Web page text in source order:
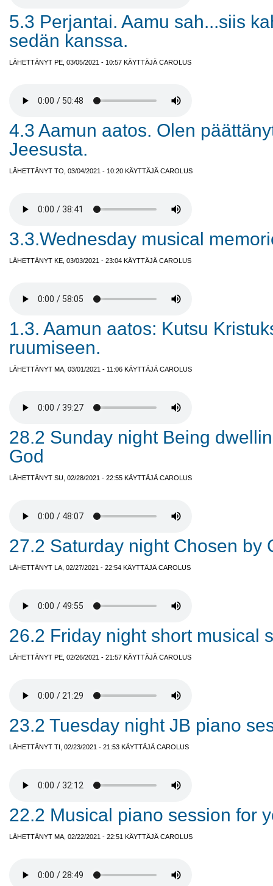
5.3 Perjantai. Aamu sah...siis
sedän kanssa.
LÄHETTÄNYT PE, 03/05/2021 - 10:57 KÄYTTÄJÄ CAROLUS
4.3 Aamun aatos. Olen
Jeesusta.
LÄHETTÄNYT TO, 03/04/2021 - 10:20 KÄYTTÄJÄ CAROLUS
3.3.Wednesday musical
LÄHETTÄNYT KE, 03/03/2021 - 23:04 KÄYTTÄJÄ CAROLUS
1.3. Aamun aatos: Kutsu
ruumiseen.
LÄHETTÄNYT MA, 03/01/2021 - 11:06 KÄYTTÄJÄ CAROLUS
28.2 Sunday night Being
God
LÄHETTÄNYT SU, 02/28/2021 - 22:55 KÄYTTÄJÄ CAROLUS
27.2 Saturday night Chosen by
LÄHETTÄNYT LA, 02/27/2021 - 22:54 KÄYTTÄJÄ CAROLUS
26.2 Friday night short musical
LÄHETTÄNYT PE, 02/26/2021 - 21:57 KÄYTTÄJÄ CAROLUS
23.2 Tuesday night JB piano
LÄHETTÄNYT TI, 02/23/2021 - 21:53 KÄYTTÄJÄ CAROLUS
22.2 Musical piano session for
LÄHETTÄNYT MA, 02/22/2021 - 22:51 KÄYTTÄJÄ CAROLUS